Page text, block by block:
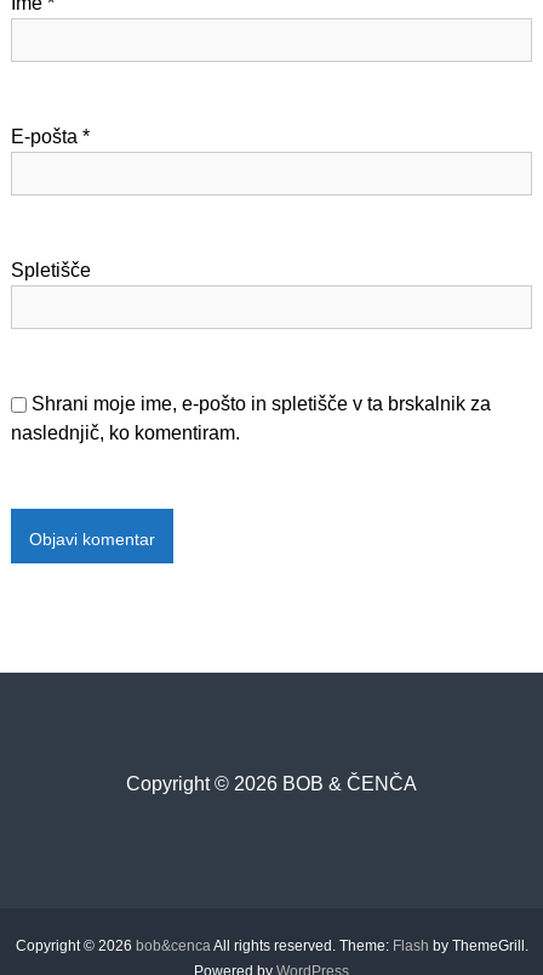
p
r
i
s
e
k
E-pošta *
Spletišče
Shrani moje ime, e-pošto in spletišče v ta brskalnik za
naslednjič, ko komentiram.
Copyright © 2026 BOB & ČENČA
Copyright © 2026 bob&cencaAll rights reserved. Theme: Flash by ThemeGrill.
Powered by WordPress